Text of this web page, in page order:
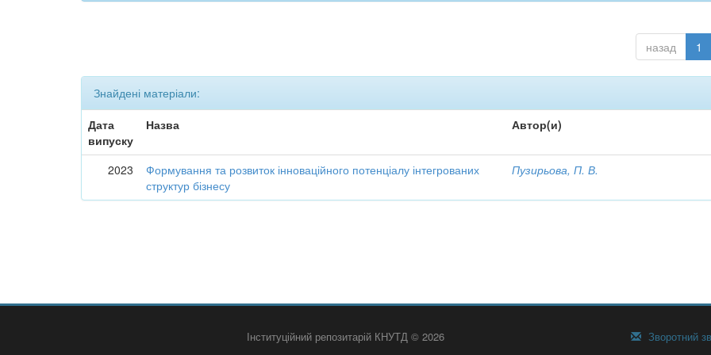
назад 1
Знайдені матеріали:
Дата
випуску
Назва Автор(и)
2023
Формування та розвиток інноваційного потенціалу інтегрованих
структур бізнесу
Пузирьова, П. В.
Інституційний репозитарій КНУТД © 2026 Зворотний